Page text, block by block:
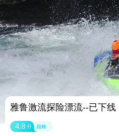
雅鲁激流探险漂流--已下线
4.8 分 很棒